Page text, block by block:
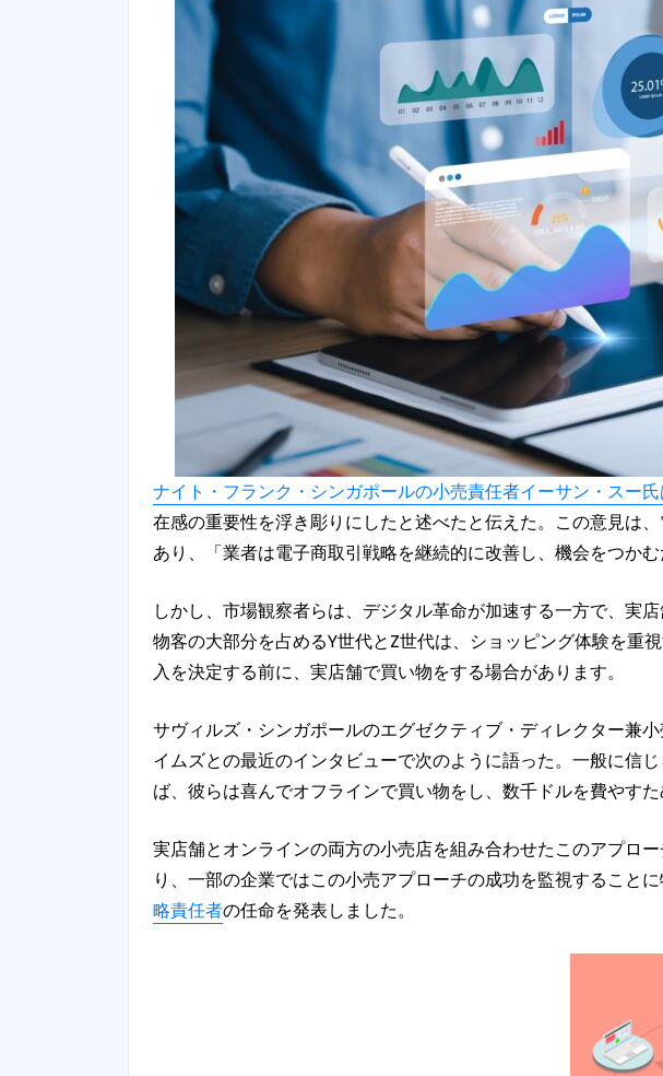
ナイト・フランク・シンガポールの小売責任者イーサン・スー
在感の重要性を浮き彫りにしたと述べたと伝えた。この意見は
あり、「業者は電子商取引戦略を継続的に改善し、機会をつか
しかし、市場観察者らは、デジタル革命が加速する一方で、実
物客の大部分を占めるY世代とZ世代は、ショッピング体験を重
入を決定する前に、実店舗で買い物をする場合があります。
サヴィルズ・シンガポールのエグゼクティブ・ディレクター兼
イムズとの最近のインタビューで次のように語った。一般に信
ば、彼らは喜んでオフラインで買い物をし、数千ドルを費やす
実店舗とオンラインの両方の小売店を組み合わせたこのアプロ
り、一部の企業ではこの小売アプローチの成功を監視すること
略責任者の任命を発表しました。